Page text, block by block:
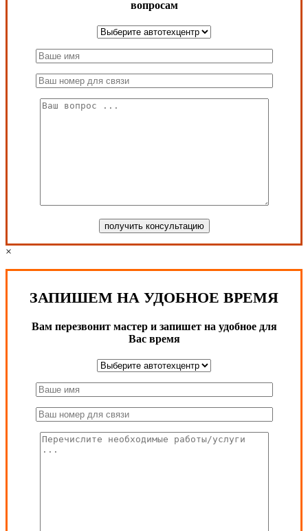
вопросам
×
ЗАПИШЕМ НА УДОБНОЕ ВРЕМЯ
Вам перезвонит мастер и запишет на удобное для
Вас время